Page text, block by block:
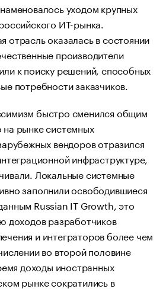
уходом крупных
ИТ-рынка.
отрасль оказалась в состоянии
производители
к поиску решений, способных
потребности заказчиков.
быстро сменился общим
рынке системных
вендоров отразился
инфраструктуре,
Локальные системные
заполнили освободившиеся
Russian IT Growth, это
доходов разработчиков
и интеграторов более чем
во второй половине
доходы иностранных
рынке сократились в